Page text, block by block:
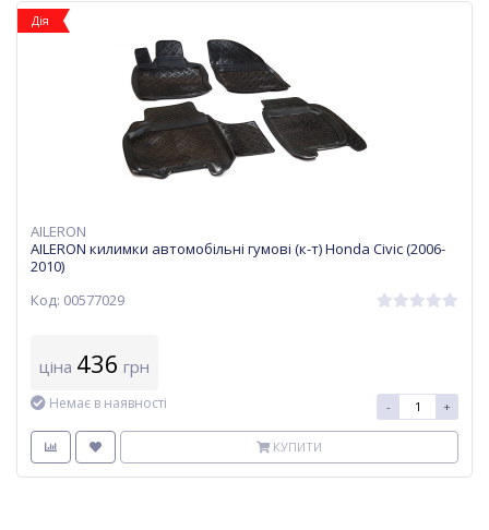
Дія
AILERON
AILERON килимки автомобільні гумові (к-т) Honda Civic (2006-
2010)
Код: 00577029
ціна 436 грн
Немає в наявності - +
КУПИТИ